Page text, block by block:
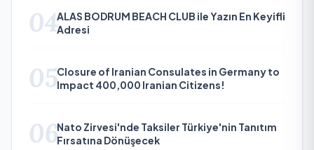
04ALAS BODRUM BEACH CLUB ile Yazın En Keyifli
Adresi
05Closure of Iranian Consulates in Germany to
Impact 400,000 Iranian Citizens!
06Nato Zirvesi'nde Taksiler Türkiye'nin Tanıtım
Fırsatına Dönüşecek